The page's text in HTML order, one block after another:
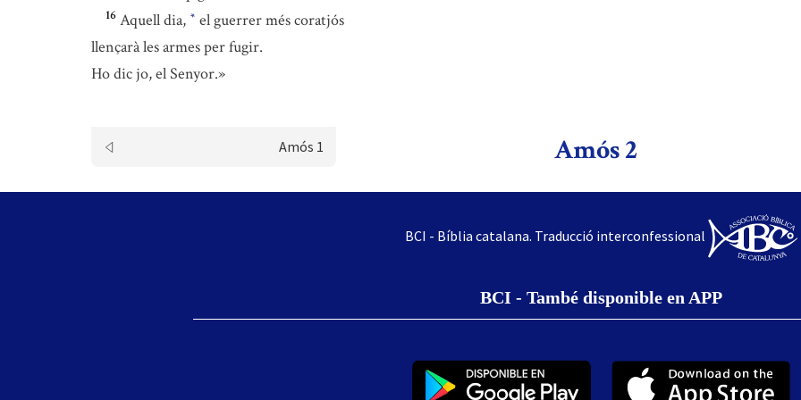
16 Aquell dia, * el guerrer més coratjós
llençarà les armes per fugir.
Ho dic jo, el Senyor.»
Amós 1 Amós 2
BCI - Bíblia catalana. Traducció interconfessional
BCI - També disponible en APP